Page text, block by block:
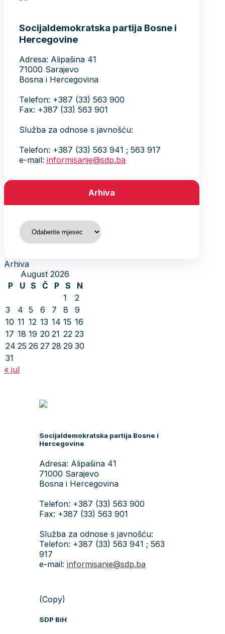
Socijaldemokratska partija Bosne i
Hercegovine
Adresa: Alipašina 41
71000 Sarajevo
Bosna i Hercegovina
Telefon: +387 (33) 563 900
Fax: +387 (33) 563 901
Služba za odnose s javnošću:
Telefon: +387 (33) 563 941 ; 563 917
e-mail: informisanje@sdp.ba
Arhiva
Arhiva
Arhiva
August 2026
P
U S Č P S
N
1
2
3
4 5 6 7 8
9
10 11 12 13 14 15 16
17 18 19 20 21 22 23
24 25 26 27 28 29 30
31
« jul
Socijaldemokratska partija Bosne i
Hercegovine
Adresa: Alipašina 41
71000 Sarajevo
Bosna i Hercegovina
Telefon: +387 (33) 563 900
Fax: +387 (33) 563 901
Služba za odnose s javnošću:
Telefon: +387 (33) 563 941 ; 563
917
e-mail: informisanje@sdp.ba
(Copy)
SDP BiH